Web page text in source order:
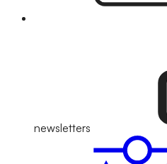
newsletters